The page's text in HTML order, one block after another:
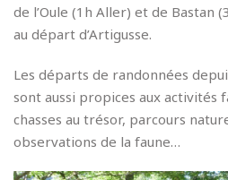
de l’Oule (1h Aller) et de Bastan
au départ d’Artigusse.
Les départs de randonnées
sont aussi propices aux activités
chasses au trésor, parcours
observations de la faune…